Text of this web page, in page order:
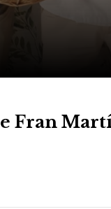
Fran